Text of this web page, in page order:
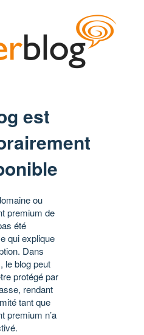
est
ou
premium de
été
qui explique
Dans
le blog peut
protégé par
rendant
tant que
premium n’a